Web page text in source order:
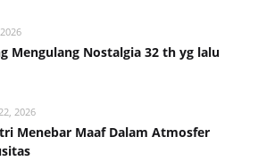
Mengulang Nostalgia 32 th yg lalu
2026
Menebar Maaf Dalam Atmosfer